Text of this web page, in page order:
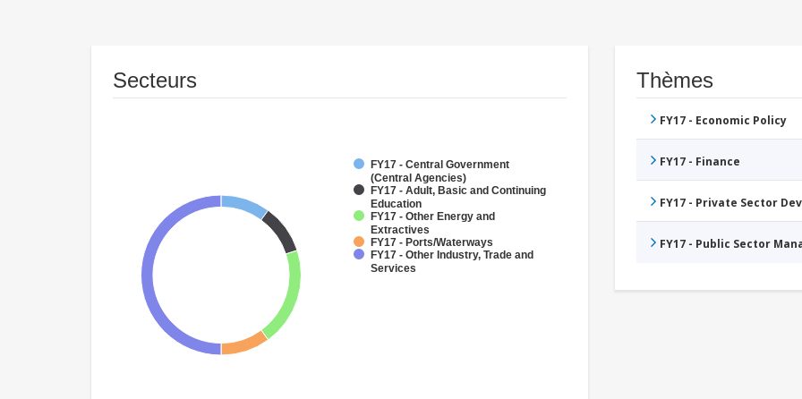
Secteurs
FY17 - Central Government
(Central Agencies)
FY17 - Adult, Basic and Continuing
Education
FY17 - Other Energy and
Extractives
FY17 - Ports/Waterways
FY17 - Other Industry, Trade and
Services
Thèmes
FY17 - Economic Policy
FY17 - Finance
FY17 - Private Sector
FY17 - Public Sector